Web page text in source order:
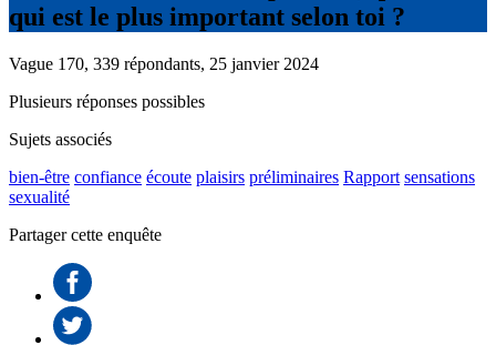
qui est le plus important selon toi ?
Vague 170, 339 répondants, 25 janvier 2024
Plusieurs réponses possibles
Sujets associés
bien-être confiance écoute plaisirs préliminaires Rapport sensations
sexualité
Partager cette enquête